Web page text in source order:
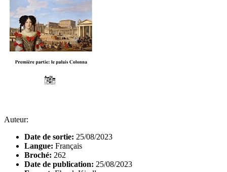
Auteur:
Date de sortie: 25/08/2023
Langue: Français
Broché: 262
Date de publication: 25/08/2023